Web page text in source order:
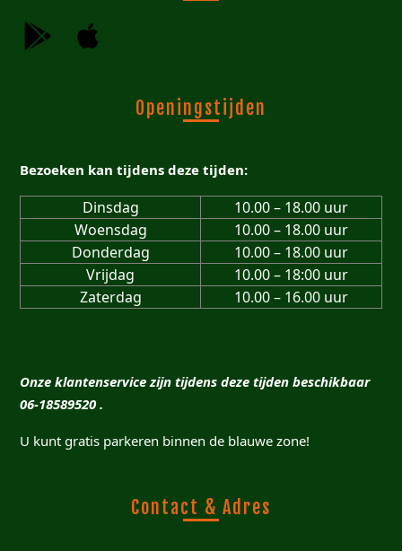
Openingstijden
Bezoeken kan tijdens deze tijden:
Dinsdag
10.00 – 18.00 uur
Woensdag
10.00 – 18.00 uur
Donderdag
10.00 – 18.00 uur
Vrijdag
10.00 – 18:00 uur
Zaterdag
10.00 – 16.00 uur
Onze klantenservice zijn tijdens deze tijden beschikbaar
06-18589520 .
U kunt gratis parkeren binnen de blauwe zone!
Contact & Adres